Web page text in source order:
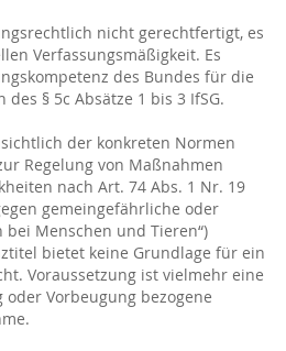
nicht gerechtfertigt, es
Verfassungsmäßigkeit. Es
des Bundes für die
§ 5c Absätze 1 bis 3 IfSG.
der konkreten Normen
Regelung von Maßnahmen
nach Art. 74 Abs. 1 Nr. 19
gemeingefährliche oder
Menschen und Tieren“)
bietet keine Grundlage für ein
Voraussetzung ist vielmehr eine
Vorbeugung bezogene